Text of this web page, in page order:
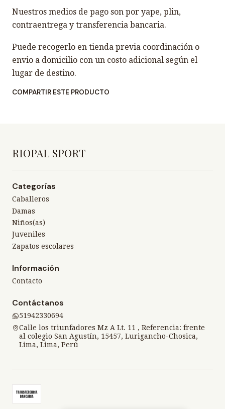
a
d
Nuestros medios de pago son por yape, plin,
contraentrega y transferencia bancaria.
Puede recogerlo en tienda previa coordinación o
envio a domicilio con un costo adicional según el
lugar de destino.
COMPARTIR ESTE PRODUCTO
RIOPAL SPORT
Categorías
Caballeros
Damas
Niños(as)
Juveniles
Zapatos escolares
Información
Contacto
Contáctanos
51942330694
Calle los triunfadores Mz A Lt. 11 , Referencia: frente
al colegio San Agustín, 15457, Lurigancho-Chosica,
Lima, Lima, Perú